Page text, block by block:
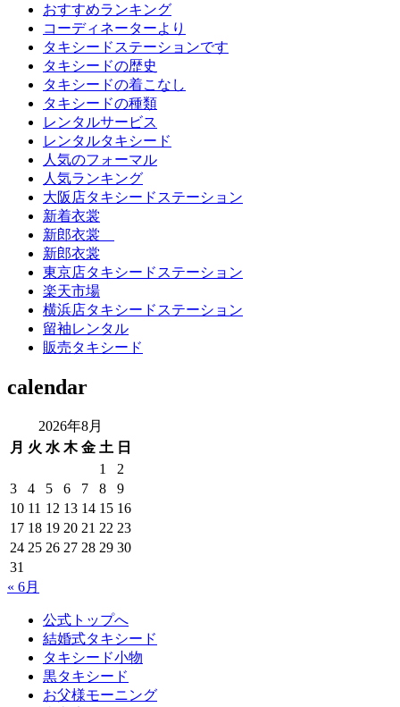
おすすめランキング
コーディネーターより
タキシードステーションです
タキシードの歴史
タキシードの着こなし
タキシードの種類
レンタルサービス
レンタルタキシード
人気のフォーマル
人気ランキング
大阪店タキシードステーション
新着衣裳
新郎衣裳
新郎衣裳
東京店タキシードステーション
楽天市場
横浜店タキシードステーション
留袖レンタル
販売タキシード
calendar
2026年8月
月 火 水 木 金 土 日
1
2
3
4 5 6 7 8
9
10 11 12 13 14 15 16
17 18 19 20 21 22 23
24 25 26 27 28 29 30
31
« 6月
公式トップへ
結婚式タキシード
タキシード小物
黒タキシード
お父様モーニング